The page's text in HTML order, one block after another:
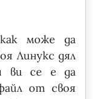
може да
Линукс дял
ви се е да
от своя